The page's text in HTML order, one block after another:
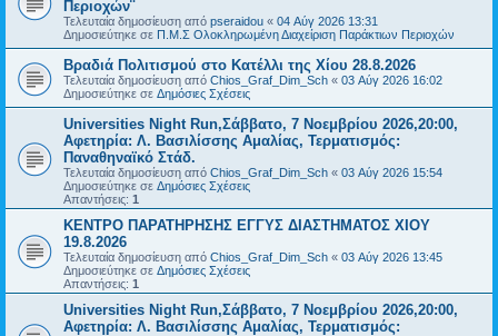
Περιοχών¨
Τελευταία δημοσίευση από pseraidou « 04 Αύγ 2026 13:31
Δημοσιεύτηκε σε Π.Μ.Σ Ολοκληρωμένη Διαχείριση Παράκτιων Περιοχών
Βραδιά Πολιτισμού στο Κατέλλι της Χίου 28.8.2026
Τελευταία δημοσίευση από Chios_Graf_Dim_Sch « 03 Αύγ 2026 16:02
Δημοσιεύτηκε σε Δημόσιες Σχέσεις
Universities Night Run,Σάββατο, 7 Νοεμβρίου 2026,20:00,
Αφετηρία: Λ. Βασιλίσσης Αμαλίας, Τερματισμός:
Παναθηναϊκό Στάδ.
Τελευταία δημοσίευση από Chios_Graf_Dim_Sch « 03 Αύγ 2026 15:54
Δημοσιεύτηκε σε Δημόσιες Σχέσεις
Απαντήσεις: 1
ΚΕΝΤΡΟ ΠΑΡΑΤΗΡΗΣΗΣ ΕΓΓΥΣ ΔΙΑΣΤΗΜΑΤΟΣ ΧΙΟΥ
19.8.2026
Τελευταία δημοσίευση από Chios_Graf_Dim_Sch « 03 Αύγ 2026 13:45
Δημοσιεύτηκε σε Δημόσιες Σχέσεις
Απαντήσεις: 1
Universities Night Run,Σάββατο, 7 Νοεμβρίου 2026,20:00,
Αφετηρία: Λ. Βασιλίσσης Αμαλίας, Τερματισμός: